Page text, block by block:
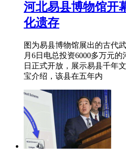
河北易县博物馆开
化遗存
图为易县博物馆展出的古代
月6日电总投资6000多万元
日正式开放，展示易县千年
宝介绍，该县在五年内